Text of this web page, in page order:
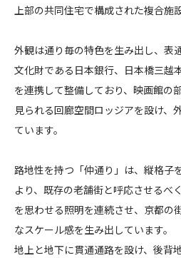
コンプライアンスポリシー プライバシーポリ
上部の共同住宅で構成された複合施設
外観は通り毎の特色を生み出し、表
文化財である日本銀行、日本橋三越
を連携して整備しており、映画館の
見られる回廊空間ロッジアを設け、
ています。
路地性を持つ「仲通り」は、縦格子
より、既存の老舗街と呼応させるべ
を思わせる照明を連続させ、京都の
なスケール感を生み出しています。
地上と地下に貫通通路を設け、後背